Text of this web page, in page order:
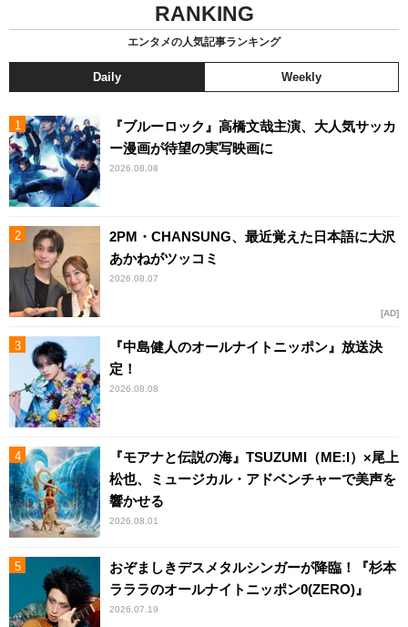
RANKING
エンタメの人気記事ランキング
Daily Weekly
『ブルーロック』高橋文哉主演、大人気サッカ
ー漫画が待望の実写映画に
2026.08.08
2PM・CHANSUNG、最近覚えた日本語に大沢
あかねがツッコミ
2026.08.07
AD
『中島健人のオールナイトニッポン』放送決
定！
2026.08.08
『モアナと伝説の海』TSUZUMI（ME:I）×尾上
松也、ミュージカル・アドベンチャーで美声を
響かせる
2026.08.01
おぞましきデスメタルシンガーが降臨！『杉本
ラララのオールナイトニッポン0(ZERO)』
2026.07.19